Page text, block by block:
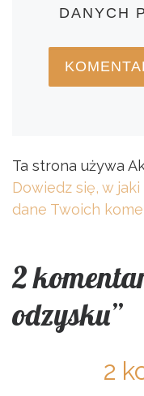
DANYCH
Ta strona używa
Dowiedz się, w
dane Twoich
2
odzysku”
2